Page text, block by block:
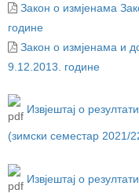
Закон о измјенама
године
Закон о измјенама и
9.12.2013. године
Извјештај о
(зимски семестар 2021/
Извјештај о